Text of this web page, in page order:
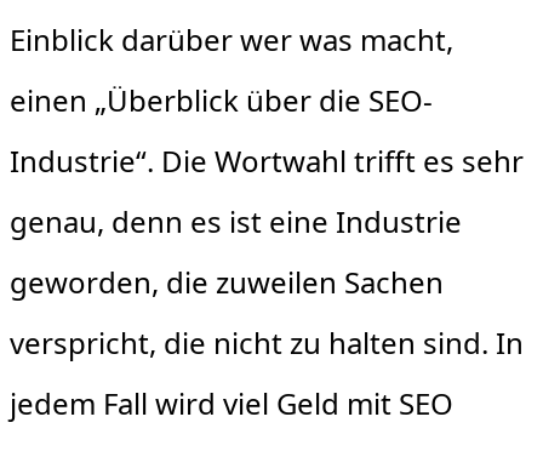
Einblick darüber wer was macht,
einen „Überblick über die SEO-
Industrie“. Die Wortwahl trifft es sehr
genau, denn es ist eine Industrie
geworden, die zuweilen Sachen
verspricht, die nicht zu halten sind. In
jedem Fall wird viel Geld mit SEO